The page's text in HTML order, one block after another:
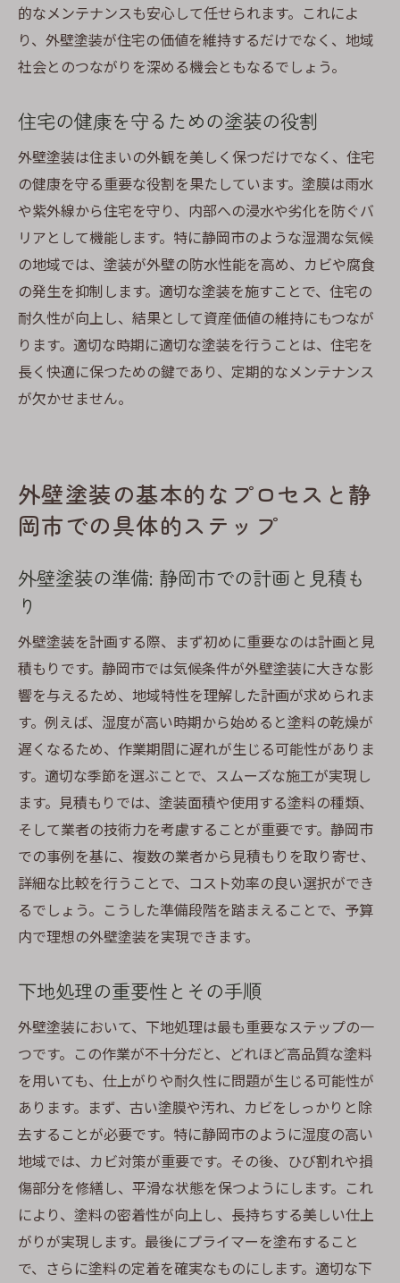
静岡市で評判の良い業者を見つける方法
業者の実績を確認する重要性
見積もり比較でわかる適正価格の見分け方
ーション術
施工後のフォロー体制が充実した業者選び
的なメンテナンスも安心して任せられます。これによ
り、外壁塗装が住宅の価値を維持するだけでなく、地域
社会とのつながりを深める機会ともなるでしょう。
住宅の健康を守るための塗装の役割
外壁塗装は住まいの外観を美しく保つだけでなく、住宅
の健康を守る重要な役割を果たしています。塗膜は雨水
や紫外線から住宅を守り、内部への浸水や劣化を防ぐバ
リアとして機能します。特に静岡市のような湿潤な気候
の地域では、塗装が外壁の防水性能を高め、カビや腐食
の発生を抑制します。適切な塗装を施すことで、住宅の
耐久性が向上し、結果として資産価値の維持にもつなが
ります。適切な時期に適切な塗装を行うことは、住宅を
長く快適に保つための鍵であり、定期的なメンテナンス
が欠かせません。
外壁塗装の基本的なプロセスと静
岡市での具体的ステップ
外壁塗装の準備: 静岡市での計画と見積も
り
外壁塗装を計画する際、まず初めに重要なのは計画と見
積もりです。静岡市では気候条件が外壁塗装に大きな影
響を与えるため、地域特性を理解した計画が求められま
す。例えば、湿度が高い時期から始めると塗料の乾燥が
遅くなるため、作業期間に遅れが生じる可能性がありま
す。適切な季節を選ぶことで、スムーズな施工が実現し
ます。見積もりでは、塗装面積や使用する塗料の種類、
そして業者の技術力を考慮することが重要です。静岡市
での事例を基に、複数の業者から見積もりを取り寄せ、
詳細な比較を行うことで、コスト効率の良い選択ができ
るでしょう。こうした準備段階を踏まえることで、予算
内で理想の外壁塗装を実現できます。
下地処理の重要性とその手順
外壁塗装において、下地処理は最も重要なステップの一
つです。この作業が不十分だと、どれほど高品質な塗料
を用いても、仕上がりや耐久性に問題が生じる可能性が
あります。まず、古い塗膜や汚れ、カビをしっかりと除
去することが必要です。特に静岡市のように湿度の高い
地域では、カビ対策が重要です。その後、ひび割れや損
傷部分を修繕し、平滑な状態を保つようにします。これ
により、塗料の密着性が向上し、長持ちする美しい仕上
がりが実現します。最後にプライマーを塗布すること
で、さらに塗料の定着を確実なものにします。適切な下